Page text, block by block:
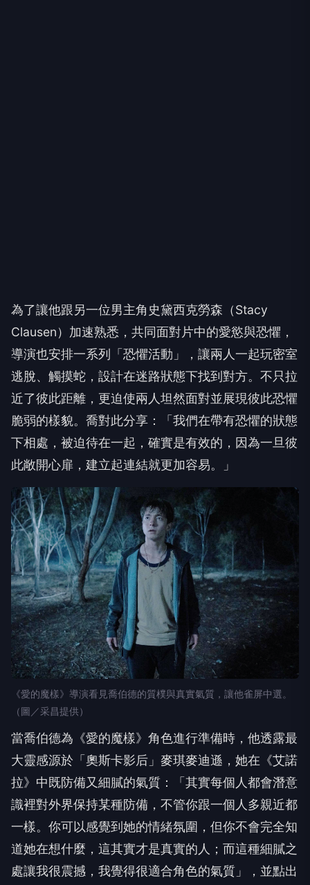
為了讓他跟另一位男主角史黛西克勞森（Stacy
Clausen）加速熟悉，共同面對片中的愛慾與恐懼，
導演也安排一系列「恐懼活動」，讓兩人一起玩密室
逃脫、觸摸蛇，設計在迷路狀態下找到對方。不只拉
近了彼此距離，更迫使兩人坦然面對並展現彼此恐懼
脆弱的樣貌。喬對此分享：「我們在帶有恐懼的狀態
下相處，被迫待在一起，確實是有效的，因為一旦彼
此敞開心扉，建立起連結就更加容易。」
《愛的魔樣》導演看見喬伯德的質樸與真實氣質，讓他雀屏中選。
（圖／采昌提供）
當喬伯德為《愛的魔樣》角色進行準備時，他透露最
大靈感源於「奧斯卡影后」麥琪麥迪遜，她在《艾諾
拉》中既防備又細膩的氣質：「其實每個人都會潛意
識裡對外界保持某種防備，不管你跟一個人多親近都
一樣。你可以感覺到她的情緒氛圍，但你不會完全知
道她在想什麼，這其實才是真實的人；而這種細膩之
處讓我很震撼，我覺得很適合角色的氣質」，並點出